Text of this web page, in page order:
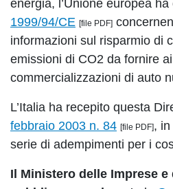
energia, l’Unione europea
1999/94/CE [file PDF]
informazioni sul risparmio di
emissioni di CO2 da fornire
commercializzazioni di auto
L’Italia ha recepito questa
febbraio 2003 n. 84 [file PDF],
serie di adempimenti per i
Il Ministero delle Imprese e